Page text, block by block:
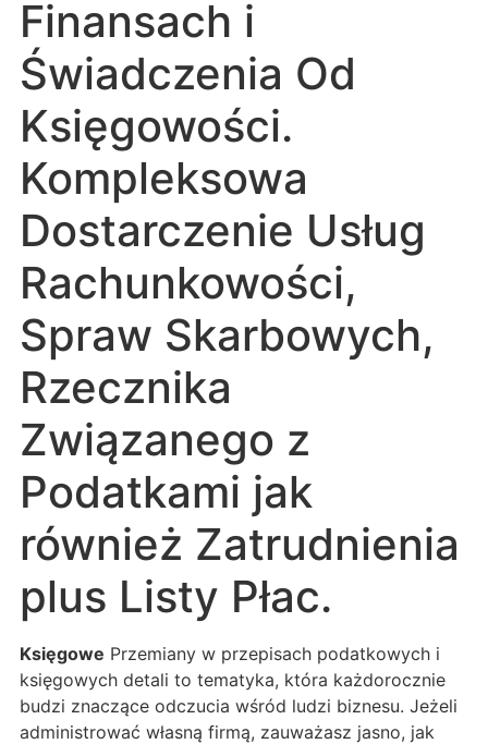
Finansach i
Świadczenia Od
Księgowości.
Kompleksowa
Dostarczenie Usług
Rachunkowości,
Spraw Skarbowych,
Rzecznika
Związanego z
Podatkami jak
również Zatrudnienia
plus Listy Płac.
Księgowe Przemiany w przepisach podatkowych i
księgowych detali to tematyka, która każdorocznie
budzi znaczące odczucia wśród ludzi biznesu. Jeżeli
administrować własną firmą, zauważasz jasno, jak